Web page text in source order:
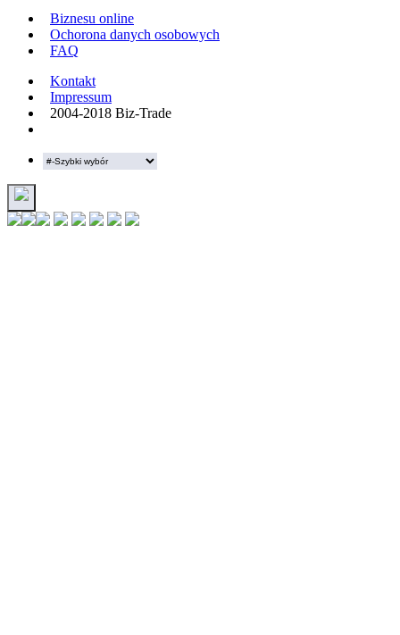
Biznesu online
Ochorona danych osobowych
FAQ
Kontakt
Impressum
2004-2018 Biz-Trade